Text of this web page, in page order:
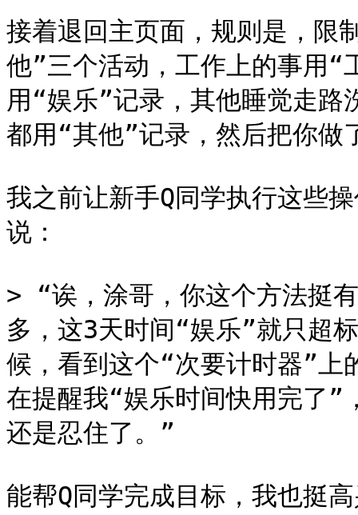
接着退回主页面，规则是，限
他”三个活动，工作上的事用“
用“娱乐”记录，其他睡觉走
都用“其他”记录，然后把你做
我之前让新手Q同学执行这些
说：
> “诶，涂哥，你这个方法挺
多，这3天时间“娱乐”就只超
候，看到这个“次要计时器”上
在提醒我“娱乐时间快用完了”
还是忍住了。”
能帮Q同学完成目标，我也挺